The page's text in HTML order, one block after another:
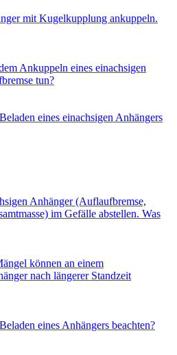
mit Kugelkupplung ankuppeln.
Ankuppeln eines einachsigen
tun?
eines einachsigen Anhängers
Anhänger (Auflaufbremse,
im Gefälle abstellen. Was
können an einem
nach längerer Standzeit
eines Anhängers beachten?